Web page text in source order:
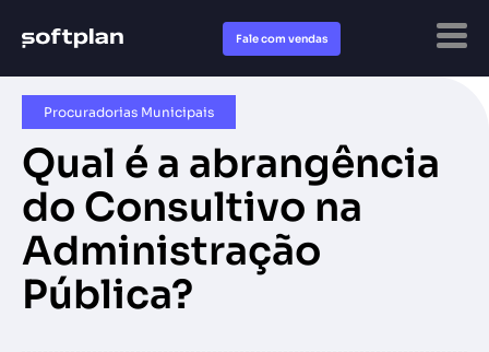
Fale com vendas
Procuradorias Municipais
Qual é a abrangência
do Consultivo na
Administração
Pública?